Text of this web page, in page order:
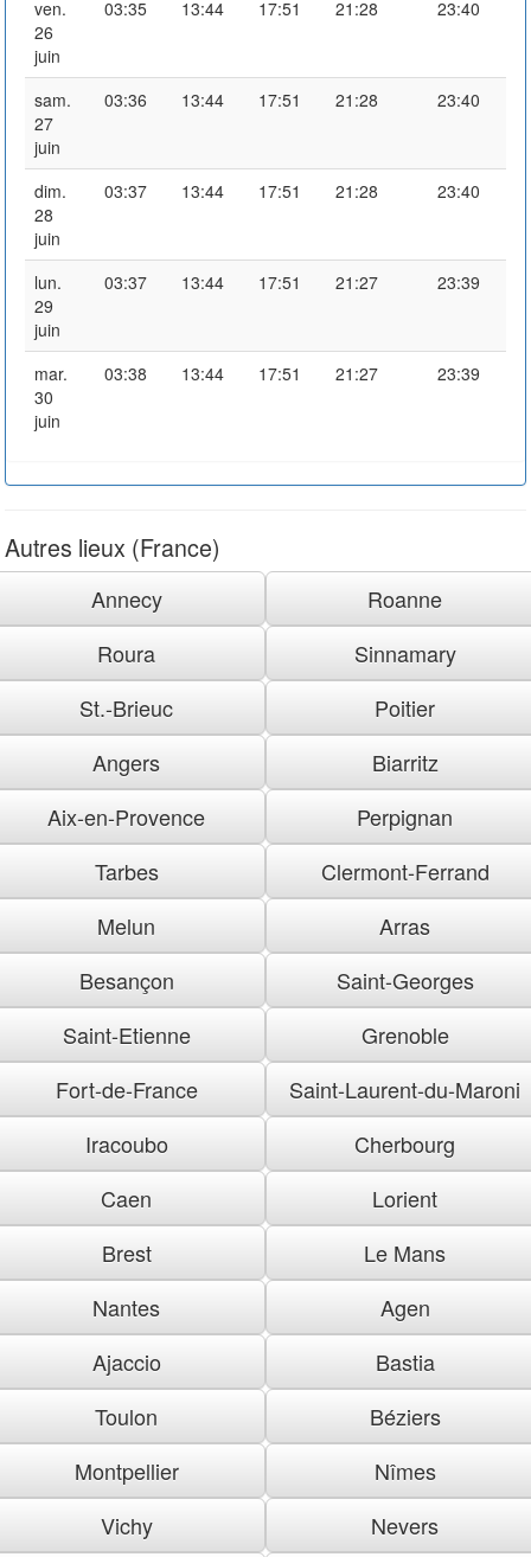
ven.
26
juin
03:35 13:44 17:51 21:28 23:40
sam.
27
juin
03:36 13:44 17:51 21:28 23:40
dim.
28
juin
03:37 13:44 17:51 21:28 23:40
lun.
29
juin
03:37 13:44 17:51 21:27 23:39
mar.
30
juin
03:38 13:44 17:51 21:27 23:39
Autres lieux (France)
Annecy
Roanne
Roura
Sinnamary
St.-Brieuc
Poitier
Angers
Biarritz
Aix-en-Provence
Perpignan
Tarbes
Clermont-Ferrand
Melun
Arras
Besançon
Saint-Georges
Saint-Etienne
Grenoble
Fort-de-France
Saint-Laurent-du-Maroni
Iracoubo
Cherbourg
Caen
Lorient
Brest
Le Mans
Nantes
Agen
Ajaccio
Bastia
Toulon
Béziers
Montpellier
Nîmes
Vichy
Nevers